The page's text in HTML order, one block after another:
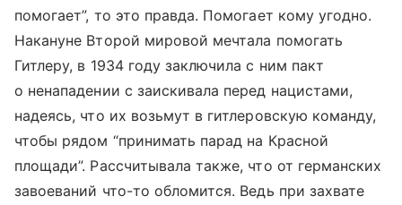
помогает”, то это правда. Помогает кому угодно.
Накануне Второй мировой мечтала помогать
Гитлеру, в 1934 году заключила с ним пакт
о ненападении с заискивала перед нацистами,
надеясь, что их возьмут в гитлеровскую команду,
чтобы рядом “принимать парад на Красной
площади”. Рассчитывала также, что от германских
завоеваний что-то обломится. Ведь при захвате